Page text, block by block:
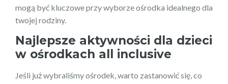
mogą być kluczowe przy wyborze ośrodka idealnego dla
twojej rodziny.
Najlepsze aktywności dla dzieci
w ośrodkach all inclusive
Jeśli już wybraliśmy ośrodek, warto zastanowić się, co